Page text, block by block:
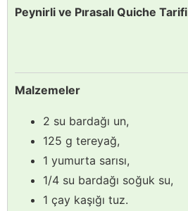
Peynirli ve Pırasalı Quiche Tarifi
Malzemeler
2 su bardağı un,
125 g tereyağ,
1 yumurta sarısı,
1/4 su bardağı soğuk su,
1 çay kaşığı tuz.